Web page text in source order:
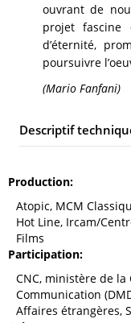
ouvrant de
projet fascine
d’éternité,
poursuivre
(Mario Fanfani)
Descriptif
Production
Atopic, MCM
Hot Line, Ircam/
Films
Participation
CNC, ministère de
Communication
Affaires étrangères,